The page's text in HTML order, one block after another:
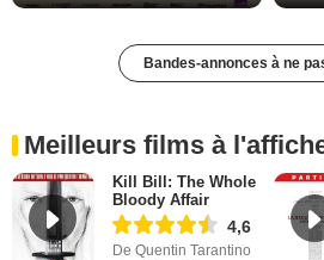
Bandes-annonces à ne
Meilleurs films à
Kill Bill: The Whole
Bloody Affair
4,6
De Quentin Tarantino